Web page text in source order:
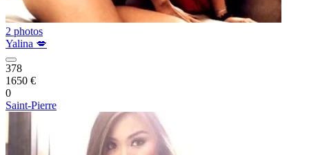
2 photos
Yalina 💋
378
1650 €
0
Saint-Pierre